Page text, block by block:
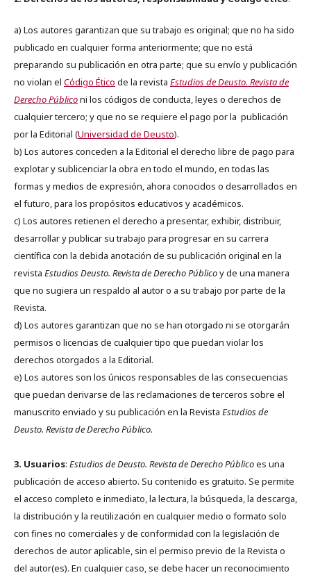
a) Los autores garantizan que su trabajo es original; que no ha sido
publicado en cualquier forma anteriormente; que no está
preparando su publicación en otra parte; que su envío y publicación
no violan el Código Ético de la revista Estudios de Deusto. Revista de
Derecho Públiconi los códigos de conducta, leyes o derechos de
cualquier tercero; y que no se requiere el pago por la publicación
por la Editorial (Universidad de Deusto).
b) Los autores conceden a la Editorial el derecho libre de pago para
explotar y sublicenciar la obra en todo el mundo, en todas las
formas y medios de expresión, ahora conocidos o desarrollados en
el futuro, para los propósitos educativos y académicos.
c) Los autores retienen el derecho a presentar, exhibir, distribuir,
desarrollar y publicar su trabajo para progresar en su carrera
científica con la debida anotación de su publicación original en la
revista Estudios Deusto. Revista de Derecho Públicoy de una manera
que no sugiera un respaldo al autor o a su trabajo por parte de la
Revista.
d) Los autores garantizan que no se han otorgado ni se otorgarán
permisos o licencias de cualquier tipo que puedan violar los
derechos otorgados a la Editorial.
e) Los autores son los únicos responsables de las consecuencias
que puedan derivarse de las reclamaciones de terceros sobre el
manuscrito enviado y su publicación en la Revista Estudios de
Deusto. Revista de Derecho Público.
3. Usuarios: Estudios de Deusto. Revista de Derecho Públicoes una
publicación de acceso abierto. Su contenido es gratuito. Se permite
el acceso completo e inmediato, la lectura, la búsqueda, la descarga,
la distribución y la reutilización en cualquier medio o formato solo
con fines no comerciales y de conformidad con la legislación de
derechos de autor aplicable, sin el permiso previo de la Revista o
del autor(es). En cualquier caso, se debe hacer un reconocimiento